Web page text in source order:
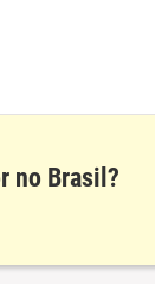
no Brasil?